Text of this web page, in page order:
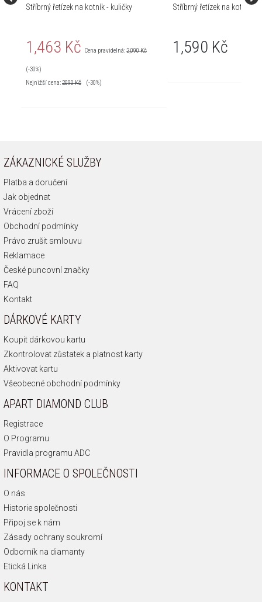
Stříbrný řetízek na kotník - kuličky
1,463 Kč Cena pravidelná:2,090 Kč
(-30%)
Nejnižší cena:2090Kč (-30%)
Stříbrný řetízek na kotník -
1,590 Kč
ZÁKAZNICKÉ SLUŽBY
Platba a doručení
Jak objednat
Vrácení zboží
Obchodní podmínky
Právo zrušit smlouvu
Reklamace
České puncovní značky
FAQ
Kontakt
DÁRKOVÉ KARTY
Koupit dárkovou kartu
Zkontrolovat zůstatek a platnost karty
Aktivovat kartu
Všeobecné obchodní podmínky
APART DIAMOND CLUB
Registrace
O Programu
Pravidla programu ADC
INFORMACE O SPOLEČNOSTI
O nás
Historie společnosti
Připoj se k nám
Zásady ochrany soukromí
Odborník na diamanty
Etická Linka
KONTAKT